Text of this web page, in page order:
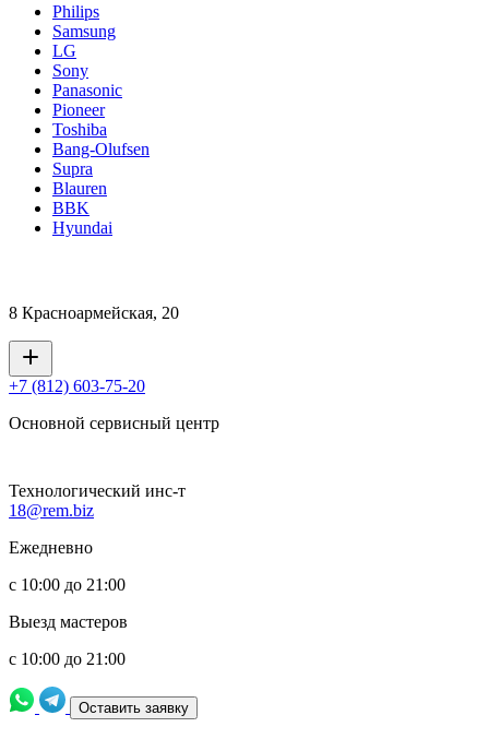
Philips
Samsung
LG
Sony
Panasonic
Pioneer
Toshiba
Bang-Olufsen
Supra
Blauren
BBK
Hyundai
8 Красноармейская, 20
+7 (812) 603-75-20
Основной сервисный центр
Технологический инс-т
18@rem.biz
Ежедневно
с 10:00 до 21:00
Выезд мастеров
с 10:00 до 21:00
Оставить заявку